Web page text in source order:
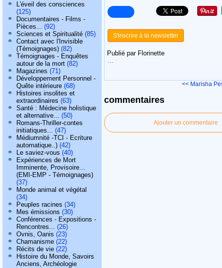
L'éveil des consciences
(125)
Documentaires - Films -
Pièces... (92)
Sciences et Spiritualité (85)
Contact avec l'Invisible
(Témoignages) (82)
Témoignages - Enquêtes
autour de la mort (82)
Magazines (71)
Développement Personnel -
Quête intérieure (68)
Histoires insolites et
extraordinaires (63)
Santé : Médecine holistique
et alternative... (50)
Romans-Thriller-contes
initiatiques... (47)
Médiumnité -TCI - Ecriture
automatique..) (42)
Le saviez-vous (40)
Expériences de Mort
Imminente, Provisoire...
(EMI-EMP - Témoignages)
(37)
Monde animal et végétal
(34)
Peuples racines (34)
Mes émissions (30)
Conférences - Expositions -
Rencontres... (26)
Ovnis, Oanis (23)
Chamanisme (22)
Récits de vie (22)
Histoire du Monde, Savoirs
Anciens, Archéologie
S'inscrire à la newsletter
Publié par Florinette
…
<< Marisha
commentaires
Ajouter un commentaire